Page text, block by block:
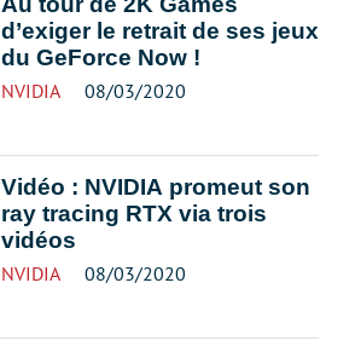
d’exiger le retrait de ses jeux
du GeForce Now !
NVIDIA 08/03/2020
Vidéo : NVIDIA promeut son
ray tracing RTX via trois
vidéos
NVIDIA 08/03/2020